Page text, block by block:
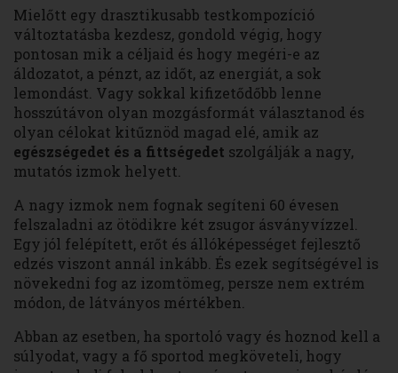
Mielőtt egy drasztikusabb testkompozíció
változtatásba kezdesz, gondold végig, hogy
pontosan mik a céljaid és hogy megéri-e az
áldozatot, a pénzt, az időt, az energiát, a sok
lemondást. Vagy sokkal kifizetődőbb lenne
hosszútávon olyan mozgásformát választanod és
olyan célokat kitűznöd magad elé, amik az
egészségedet és a fittségedet szolgálják a nagy,
mutatós izmok helyett.
A nagy izmok nem fognak segíteni 60 évesen
felszaladni az ötödikre két zsugor ásványvízzel.
Egy jól felépített, erőt és állóképességet fejlesztő
edzés viszont annál inkább. És ezek segítségével is
növekedni fog az izomtömeg, persze nem extrém
módon, de látványos mértékben.
Abban az esetben, ha sportoló vagy és hoznod kell a
súlyodat, vagy a fő sportod megköveteli, hogy